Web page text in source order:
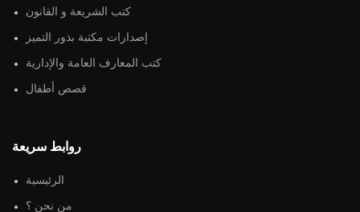
كتب الشريعة و القانون
إصدارات مكتبة بذور التميز
كتب المعارف العامة والإدارية
قصص أطفال
روابط سريعة
الرئيسية
من نحن ؟